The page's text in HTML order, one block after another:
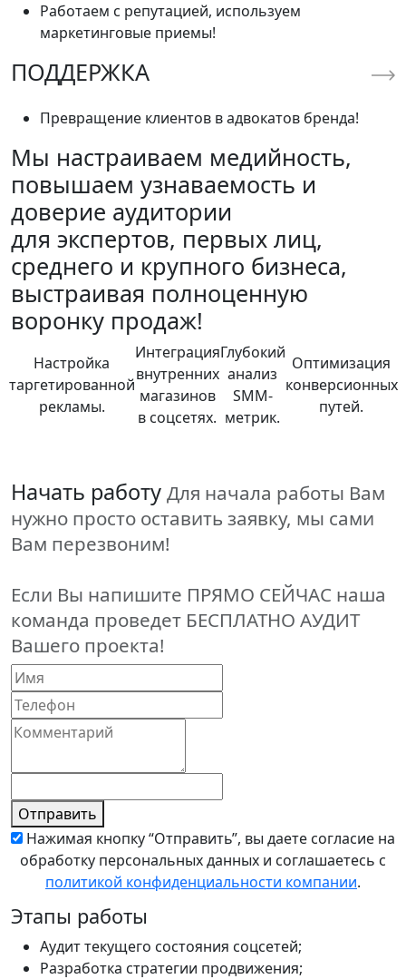
Работаем с репутацией, используем
маркетинговые приемы!
ПОДДЕРЖКА
Превращение клиентов в адвокатов бренда!
Мы настраиваем медийность,
повышаем узнаваемость и
доверие аудитории
для экспертов, первых лиц,
среднего и крупного бизнеса,
выстраивая полноценную
воронку продаж!
Настройка
таргетированной
рекламы.
Интеграция
внутренних
магазинов
в соцсетях.
Глубокий
анализ
SMM-
метрик.
Оптимизация
конверсионных
путей.
Начать работу Для начала работы Вам
нужно просто оставить заявку, мы сами
Вам перезвоним!
Если Вы напишите ПРЯМО СЕЙЧАС наша
команда проведет БЕСПЛАТНО АУДИТ
Вашего проекта!
Отправить
Нажимая кнопку “Отправить”, вы даете согласие на
обработку персональных данных и соглашаетесь с
политикой конфиденциальности компании.
Этапы работы
Аудит текущего состояния соцсетей;
Разработка стратегии продвижения;